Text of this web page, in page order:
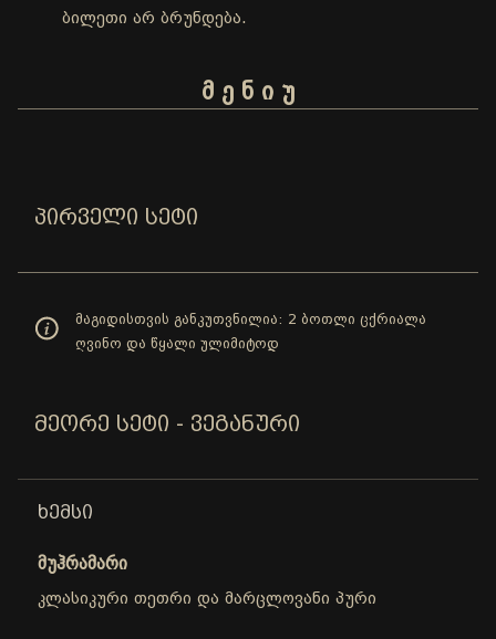
ბილეთი არ ბრუნდება.
მ ე ნ ი უ
ᲞᲘᲠᲕᲔᲚᲘ ᲡᲔᲢᲘ
მაგიდისთვის განკუთვნილია: 2 ბოთლი ცქრიალა
ღვინო და წყალი ულიმიტოდ
ᲛᲔᲝᲠᲔ ᲡᲔᲢᲘ - ᲕᲔᲒᲐᲜᲣᲠᲘ
ᲮᲔᲛᲡᲘ
მუჰრამარი
კლასიკური თეთრი და მარცლოვანი პური